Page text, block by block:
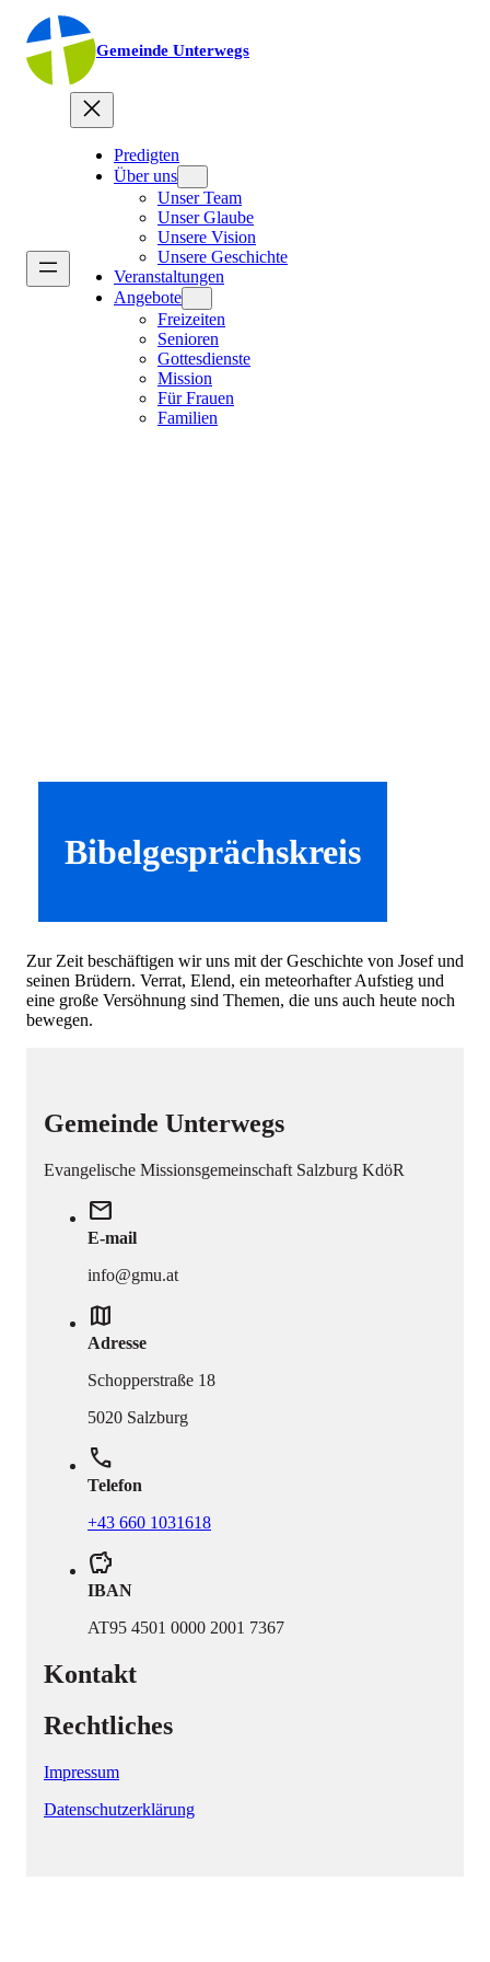
Gemeinde Unterwegs
Predigten
Über uns
Unser Team
Unser Glaube
Unsere Vision
Unsere Geschichte
Veranstaltungen
Angebote
Freizeiten
Senioren
Gottesdienste
Mission
Für Frauen
Familien
Bibelgesprächskreis
Zur Zeit beschäftigen wir uns mit der Geschichte von Josef und
seinen Brüdern. Verrat, Elend, ein meteorhafter Aufstieg und
eine große Versöhnung sind Themen, die uns auch heute noch
bewegen.
Gemeinde Unterwegs
Evangelische Missionsgemeinschaft Salzburg KdöR
mail
E-mail
info@gmu.at
map
Adresse
Schopperstraße 18
5020 Salzburg
phone
Telefon
+43 660 1031618
savings
IBAN
AT95 4501 0000 2001 7367
Kontakt
Rechtliches
Impressum
Datenschutzerklärung